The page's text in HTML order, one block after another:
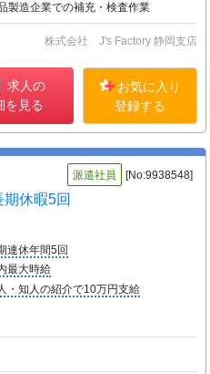
製造企業での補充・検査作業
株式会社 J's Factory 静岡支店
求人の
を見る
お気に入り
登録する
派遣社員 [No:9938548]
休暇5回
連休年間5回
最大時給
・知人の紹介で10万円支給